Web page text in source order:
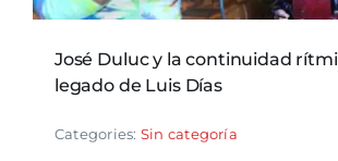
José Duluc y la continuidad
legado de Luis Días
Categories: Sin categoría